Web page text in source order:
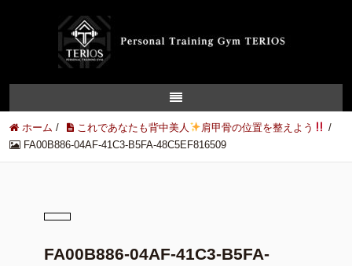
ホーム / これであなたも背中美人 肩甲骨の位置を整えよう
/
FA00B886-04AF-41C3-B5FA-48C5EF816509
FA00B886-04AF-41C3-B5FA-